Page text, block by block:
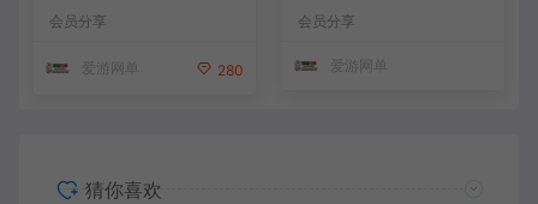
带GM命令后台 武侠怀旧网游
免虚拟机一键端 配套视频教
会员分享
爱游网单 280
类网游单机版一键端
会员分享
爱游网单
猜你喜欢